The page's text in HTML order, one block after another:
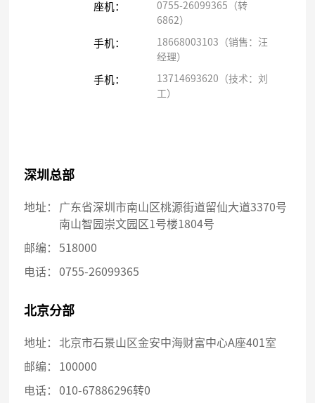
座机：
0755-26099365（转
6862）
手机：
18668003103（销售：汪
经理）
手机：
13714693620（技术：刘
工）
深圳总部
地址：
广东省深圳市南山区桃源街道留仙大道3370号
南山智园崇文园区1号楼1804号
邮编： 518000
电话： 0755-26099365
北京分部
地址： 北京市石景山区金安中海财富中心A座401室
邮编： 100000
电话： 010-67886296转0